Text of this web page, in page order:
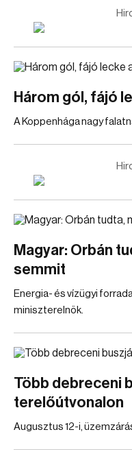
Három gól, fájó
A Koppenhága nagy
Magyar: Orbán
semmit
Energia- és vízügyi
miniszterelnök.
Több debreceni
terelőútvonalon
Augusztus 12-i,